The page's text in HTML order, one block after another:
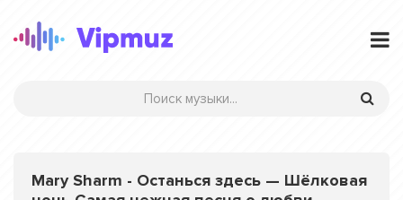
Mary Sharm - Останься здесь — Шёлковая